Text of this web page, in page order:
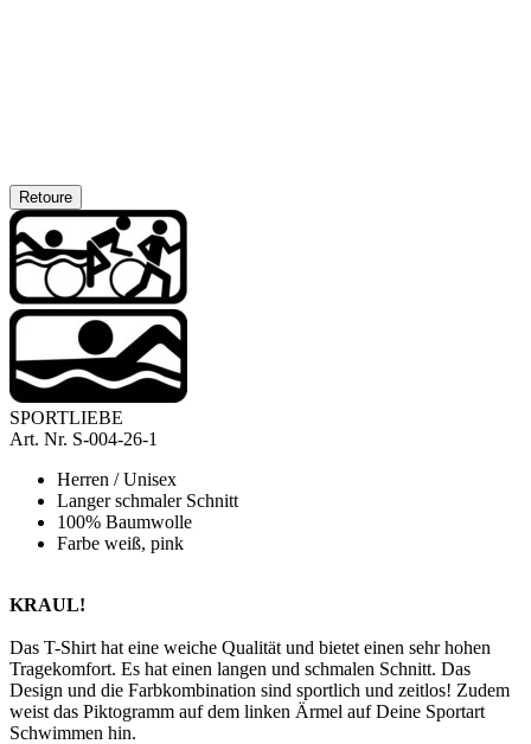
Retoure
SPORTLIEBE
Art. Nr. S-004-26-1
Herren / Unisex
Langer schmaler Schnitt
100% Baumwolle
Farbe weiß, pink
KRAUL!
Das T-Shirt hat eine weiche Qualität und bietet einen sehr hohen
Tragekomfort. Es hat einen langen und schmalen Schnitt. Das
Design und die Farbkombination sind sportlich und zeitlos! Zudem
weist das Piktogramm auf dem linken Ärmel auf Deine Sportart
Schwimmen hin.